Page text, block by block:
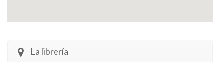
La librería